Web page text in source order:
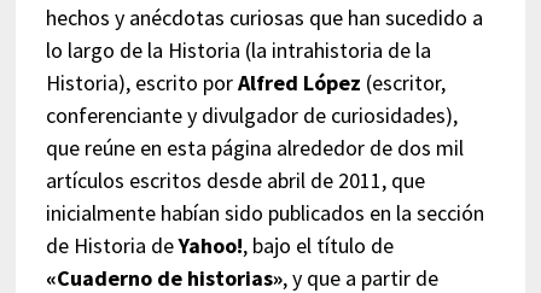
hechos y anécdotas curiosas que han sucedido a
lo largo de la Historia (la intrahistoria de la
Historia), escrito porAlfred López (escritor,
conferenciante y divulgador de curiosidades),
que reúne en esta página alrededor de dos mil
artículos escritos desde abril de 2011, que
inicialmente habían sido publicados en la sección
de Historia deYahoo!, bajo el título de
«Cuaderno de historias», y que a partir de